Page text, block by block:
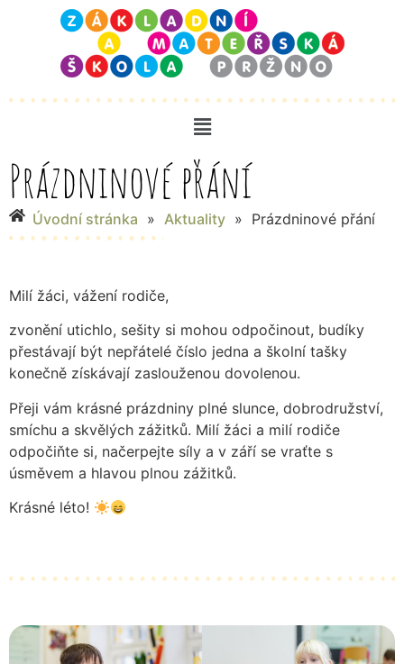
Prázdninové přání
Úvodní stránka » Aktuality » Prázdninové přání
Milí žáci, vážení rodiče,
zvonění utichlo, sešity si mohou odpočinout, budíky
přestávají být nepřátelé číslo jedna a školní tašky
konečně získávají zaslouženou dovolenou.
Přeji vám krásné prázdniny plné slunce, dobrodružství,
smíchu a skvělých zážitků. Milí žáci a milí rodiče
odpočiňte si, načerpejte síly a v září se vraťte s
úsměvem a hlavou plnou zážitků.
Krásné léto!